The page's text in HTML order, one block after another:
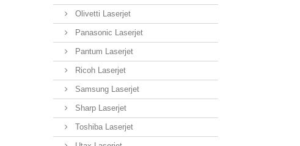
Olivetti Laserjet
Panasonic Laserjet
Pantum Laserjet
Ricoh Laserjet
Samsung Laserjet
Sharp Laserjet
Toshiba Laserjet